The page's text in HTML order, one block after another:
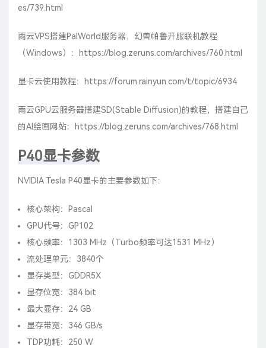
es/739.html
雨云VPS搭建PalWorld服务器，幻兽帕鲁开服联机教程
（Windows）：
https://blog.zeruns.com/archives/760.html
显卡云使用教程： https://forum.rainyun.com/t/topic/6934
雨云GPU云服务器搭建SD(Stable Diffusion)的教程，搭建自己
的AI绘画网站：
https://blog.zeruns.com/archives/768.html
P40显卡参数
NVIDIATesla P40显卡的主要参数如下：
核心架构：Pascal
GPU代号：GP102
核心频率：1303 MHz（Turbo频率可达1531 MHz）
流处理单元：3840个
显存类型：GDDR5X
显存位宽：384 bit
最大显存：24 GB
显存带宽：346 GB/s
TDP功耗：250 W